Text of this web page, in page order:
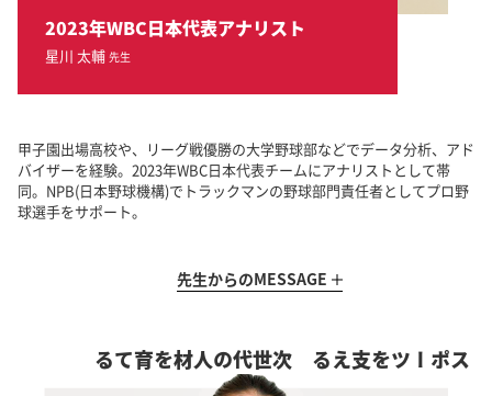
2023年WBC日本代表アナリスト
星川 太輔 先生
甲子園出場高校や、リーグ戦優勝の大学野球部などでデータ分析、アド
バイザーを経験。2023年WBC日本代表チームにアナリストとして帯
同。NPB(日本野球機構)でトラックマンの野球部門責任者としてプロ野
球選手をサポート。
先生からのMESSAGE
スポーツを支える
次世代の人材を育てる